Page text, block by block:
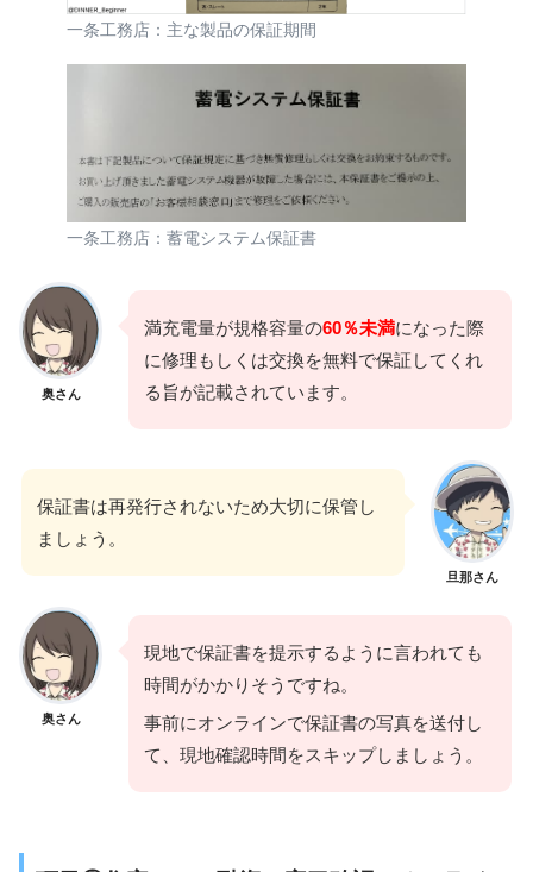
一条工務店：主な製品の保証期間
一条工務店：蓄電システム保証書
奥さん
満充電量が規格容量の60％未満になった際
に修理もしくは交換を無料で保証してくれ
る旨が記載されています。
旦那さん
保証書は再発行されないため大切に保管し
ましょう。
奥さん
現地で保証書を提示するように言われても
時間がかかりそうですね。
事前にオンラインで保証書の写真を送付し
て、現地確認時間をスキップしましょう。